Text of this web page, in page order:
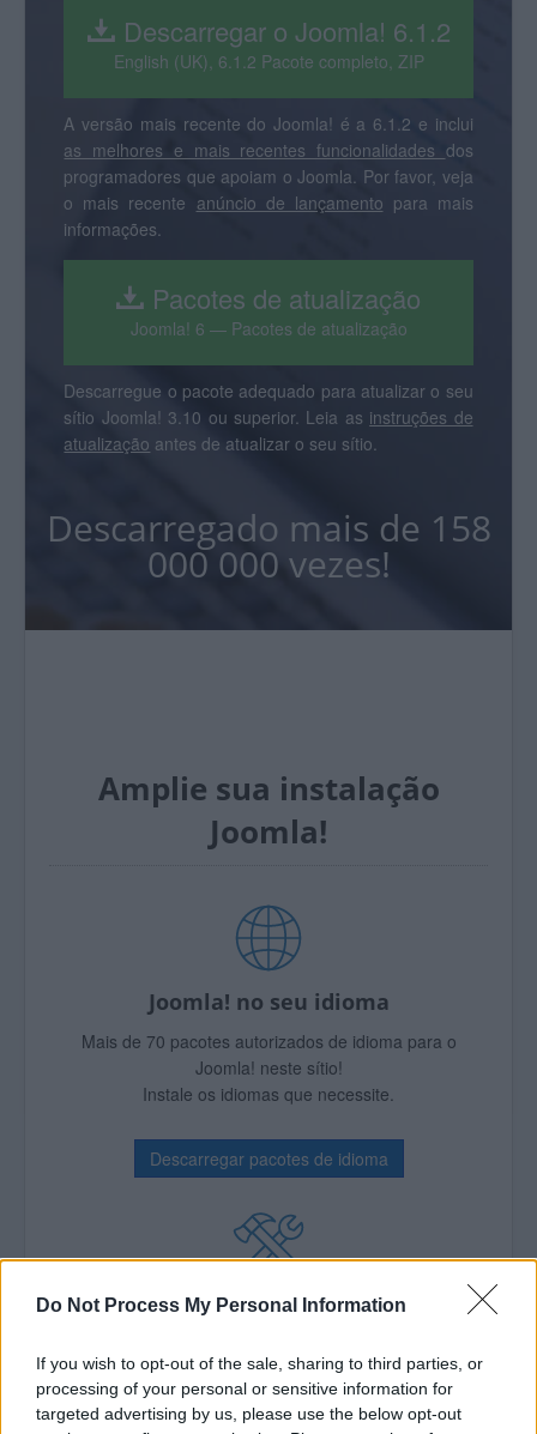
Do Not Process My Personal Information
If you wish to opt-out of the sale, sharing to third parties, or
processing of your personal or sensitive information for
targeted advertising by us, please use the below opt-out
Descarregar o Joomla! 6.1.2
English (UK), 6.1.2 Pacote completo, ZIP
A versão mais recente do Joomla! é a 6.1.2 e inclui
as melhores e mais recentes funcionalidades dos
programadores que apoiam o Joomla. Por favor, veja
o mais recente anúncio de lançamento para mais
informações.
Pacotes de atualização
Joomla! 6 — Pacotes de atualização
Descarregue o pacote adequado para atualizar o seu
sítio Joomla! 3.10 ou superior. Leia as instruções de
atualização antes de atualizar o seu sítio.
Descarregado mais de 158
000 000 vezes!
Amplie sua instalação
Joomla!
Joomla! no seu idioma
Mais de 70 pacotes autorizados de idioma para o
Joomla! neste sítio!
Instale os idiomas que necessite.
Descarregar pacotes de idioma
Milhares de extensões Joomla!
O JED apresenta milhares de possibilidades para
melhorar seu site Joomla!